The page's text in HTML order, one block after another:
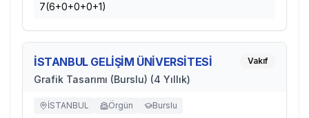
7(6+0+0+0+1)
İSTANBUL GELİŞİM ÜNİVERSİTESİ
Grafik Tasarımı (Burslu) (4 Yıllık)
Vakıf
İSTANBUL Örgün Burslu